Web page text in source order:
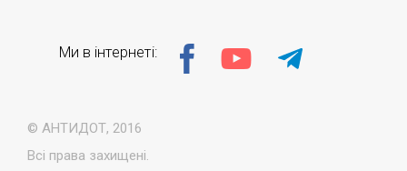
© АНТИДОТ, 2016
Всі права захищені.
Ми в інтернеті: